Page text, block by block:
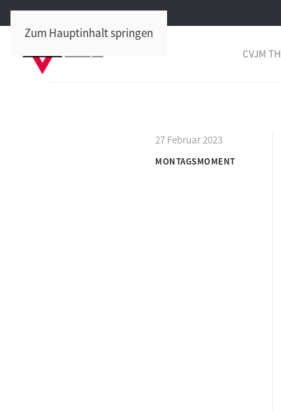
Zum Hauptinhalt springen
CVJM
27 Februar 2023
MONTAGSMOMENT